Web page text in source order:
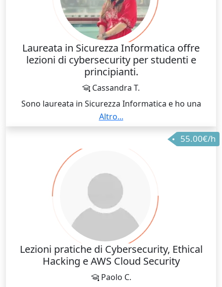
Laureata in Sicurezza Informatica offre
lezioni di cybersecurity per studenti e
principianti.
Cassandra T.
Sono laureata in Sicurezza Informatica e ho una
preparazione specifica in ambito cybersecurity. Posso
aiutare gli studenti a comprendere concetti come
sicurezza dei sistemi, reti, vulnerabilità, protezione
dei dati, privacy, autenticazione, malware e buone
pratiche di sicurezza digitale. Il mio approccio è
pratico e orientato alla comprensione reale degli
argomenti.
Altro...
55.00€/h
Lezioni pratiche di Cybersecurity, Ethical
Hacking e AWS Cloud Security
Paolo C.